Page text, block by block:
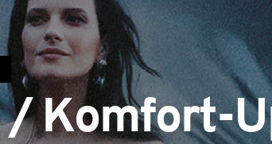
/ Komfort-